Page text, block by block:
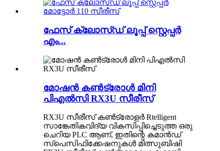
ഫേസ് ക്ലോസ്ഡ് ലൂപ്പ് സ്റ്റെപ്പർ
എം...
മോഷൻ കൺട്രോൾ മിനി
പി‌എൽ‌സി RX3U സീരീസ്
RX3U ​​സീരീസ് കൺട്രോളർ Rtelligent
സാങ്കേതികവിദ്യ വികസിപ്പിച്ചെടുത്ത ഒരു
ചെറിയ PLC ആണ്, ഇതിന്റെ കമാൻഡ്
സ്പെസിഫിക്കേഷനുകൾ മിത്സുബിഷി